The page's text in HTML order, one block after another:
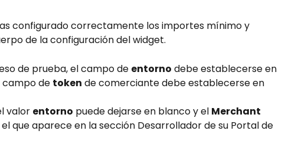
configurado correctamente los importes mínimo y
de la configuración del widget.
de prueba, el campo de entorno debe establecerse en
campo de token de comerciante debe establecerse en
valor entorno puede dejarse en blanco y el Merchant
que aparece en la sección Desarrollador de su Portal de